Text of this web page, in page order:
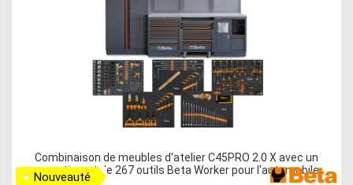
Combinaison de meubles d'atelier C45PRO 2.0 X avec un
assortiment de 267 outils Beta Worker pour l'automobile
Nouveauté